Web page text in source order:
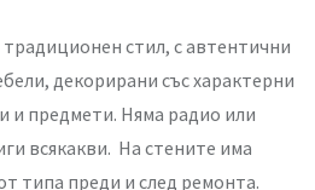
стил, с автентични
декорирани със характерни
и предмети. Няма радио или
всякакви. На стените има
типа преди и след ремонта.